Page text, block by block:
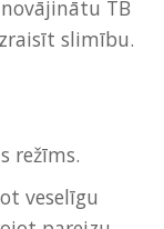
TB
slimību.
režīms.
veselīgu